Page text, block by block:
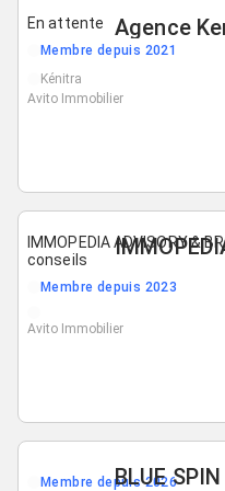
Agence
En attente
Membre depuis 2021
Kénitra
Avito Immobilier
IMMOPEDIA ADVISORY &
conseils
Membre depuis 2023
Avito Immobilier
BLUE SPIN
Membre depuis 2026